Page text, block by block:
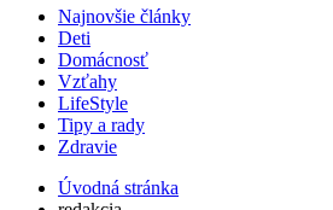
Najnovšie články
Deti
Domácnosť
Vzťahy
LifeStyle
Tipy a rady
Zdravie
Úvodná stránka